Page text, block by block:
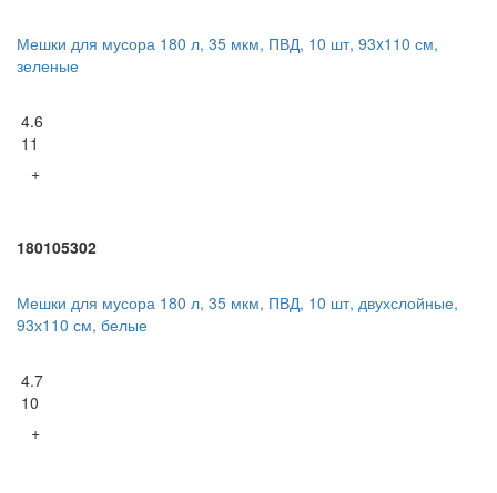
Мешки для мусора 180 л, 35 мкм, ПВД, 10 шт, 93x110 см,
зеленые
4.6
11
+
180105302
Мешки для мусора 180 л, 35 мкм, ПВД, 10 шт, двухслойные,
93х110 см, белые
4.7
10
+